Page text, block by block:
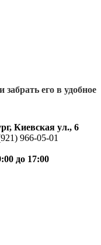
его в удобное
Киевская ул., 6
966-05-01
до 17:00